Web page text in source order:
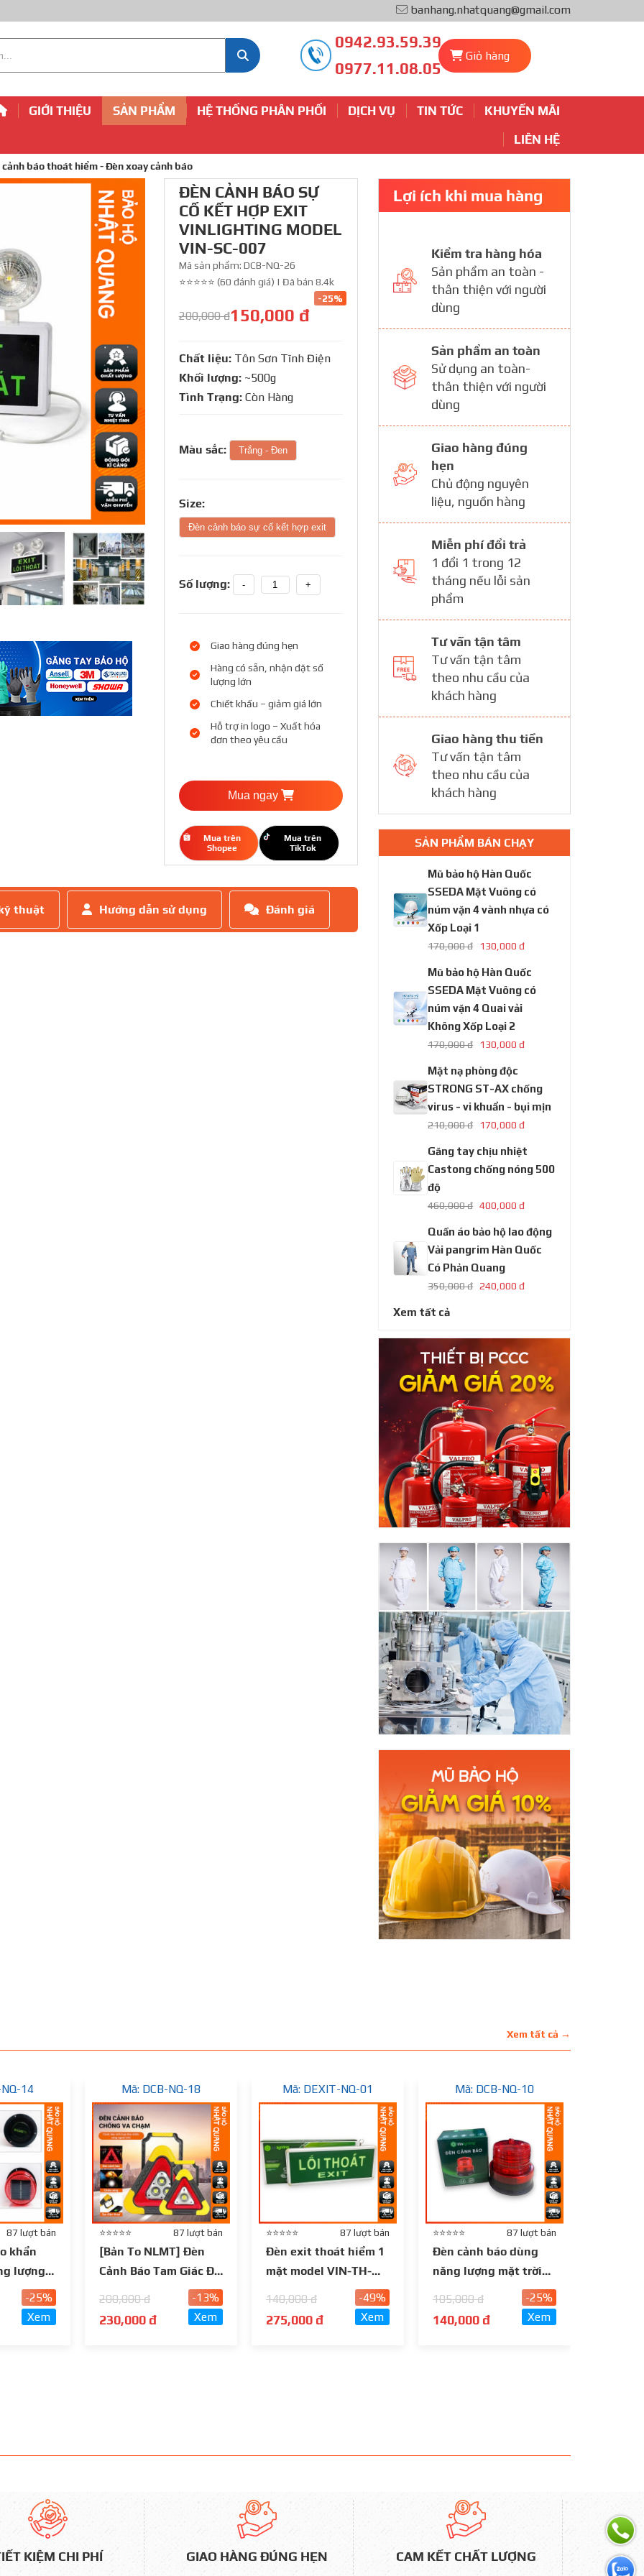
banhang.nhatquang@gmail.com
0942.93.59.39
0977.11.08.05
Giỏ hàng
GIỚI THIỆU SẢN PHẨM HỆ THỐNG PHÂN PHỐI DỊCH VỤ TIN TỨC
KHUYẾN MÃI
LIÊN HỆ
cảnh báo thoát hiểm - Đèn xoay cảnh báo
ĐÈN CẢNH BÁO SỰ
CỐ KẾT HỢP EXIT
VINLIGHTING MODEL
VIN-SC-007
Mã sản phẩm: DCB-NQ-26
⭐⭐⭐⭐⭐ (60 đánh giá) | Đã bán 8.4k
200,000 đ150,000 đ
-25%
Chất liệu: Tôn Sơn Tĩnh Điện
Khối lượng: ~500g
Tình Trạng: Còn Hàng
Màu sắc: Trắng - Đen
Size:
Đèn cảnh báo sự cố kết hợp exit
Số lượng: - +
Giao hàng đúng hẹn
Hàng có sẵn, nhận đặt số
lượng lớn
Chiết khấu – giảm giá lớn
Hỗ trợ in logo – Xuất hóa
đơn theo yêu cầu
Mua ngay
Mua trên
Shopee
Mua trên
TikTok
thuật Hướng dẫn sử dụng Đánh giá
Lợi ích khi mua hàng
Kiểm tra hàng hóa
Sản phẩm an toàn -
thân thiện với người
dùng
Sản phẩm an toàn
Sử dụng an toàn-
thân thiện với người
dùng
Giao hàng đúng
hẹn
Chủ động nguyên
liệu, nguồn hàng
Miễn phí đổi trả
1 đổi 1 trong 12
tháng nếu lỗi sản
phẩm
Tư vấn tận tâm
Tư vấn tận tâm
theo nhu cầu của
khách hàng
Giao hàng thu tiền
Tư vấn tận tâm
theo nhu cầu của
khách hàng
SẢN PHẨM BÁN CHẠY
Mũ bảo hộ Hàn Quốc
SSEDA Mặt Vuông có
núm vặn 4 vành nhựa có
Xốp Loại 1
170,000 đ 130,000 đ
Mũ bảo hộ Hàn Quốc
SSEDA Mặt Vuông có
núm vặn 4 Quai vải
Không Xốp Loại 2
170,000 đ 130,000 đ
Mặt nạ phòng độc
STRONG ST-AX chống
virus - vi khuẩn - bụi mịn
210,000 đ 170,000 đ
Găng tay chịu nhiệt
Castong chống nóng 500
độ
460,000 đ 400,000 đ
Quần áo bảo hộ lao động
Vải pangrim Hàn Quốc
Có Phản Quang
350,000 đ 240,000 đ
Xem tất cả
Xem tất cả →
14
87 lượt bán
khẩn
lượng
còi, đế
-25%
Xem
Mã: DCB-NQ-18
⭐⭐⭐⭐⭐ 87 lượt bán
[Bản To NLMT] Đèn
Cảnh Báo Tam Giác Đa
Năng Kiêm Pin Sạc Dự
200,000 đ
230,000 đ
-13%
Xem
Mã: DEXIT-NQ-01
⭐⭐⭐⭐⭐ 87 lượt bán
Đèn exit thoát hiểm 1
mặt model VIN-TH-
140,000 đ
275,000 đ
-49%
Xem
Mã: DCB-NQ-10
⭐⭐⭐⭐⭐ 87 lượt bán
Đèn cảnh báo dùng
năng lượng mặt trời
đế đa năng nam châm
105,000 đ
140,000 đ
-25%
Xem
KIỆM CHI PHÍ GIAO HÀNG ĐÚNG HẸN CAM KẾT CHẤT LƯỢNG